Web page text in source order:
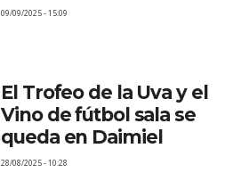
09/09/2025 - 15:09
El Trofeo de la Uva y el
Vino de fútbol sala se
queda en Daimiel
28/08/2025 - 10:28